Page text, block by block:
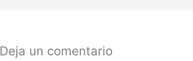
Deja un comentario